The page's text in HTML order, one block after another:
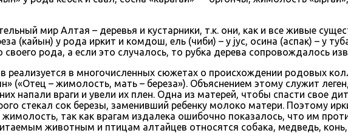
мир Алтая – деревья и кустарники, т.к. они, как и все живые
(кайын) у рода иркит и комдош, ель (чиби) – у jус, осина (аспак) – у
рода, а если это случалось, то рубка дерева сопровождалось
реализуется в многочисленных сюжетах о происхождении родовых
(«Отец – жимолость, мать – береза»). Объяснением этому служит
напали враги и увели их плен. Одна из матерей, чтобы спасти свое
стекал сок березы, заменивший ребенку молоко матери. Поэтому
так как врагам издалека ошибочно показалось, что им
животным и птицам алтайцев относятся собака, медведь, конь,